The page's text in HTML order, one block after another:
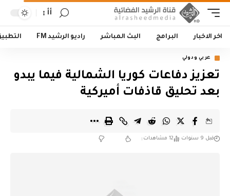
أأ
اخر الاخبار البرامج البث المباشر راديو الرشيد FM
عربي ودولي
تعزيز دفاعات كوريا الشمالية فيما يبدو
بعد تحليق قاذفات أميركية
قبل 9 سنوات 12 مشاهدات